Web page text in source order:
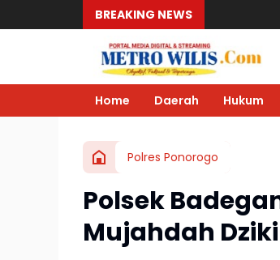
BREAKING NEWS
Home Daerah Hukum
Polres Ponorogo
Polsek
Mujahdah